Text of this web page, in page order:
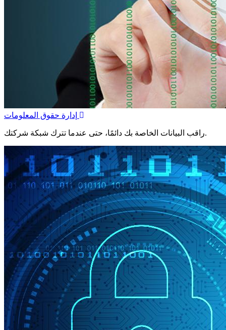
إدارة حقوق المعلومات
راقب البيانات الخاصة بك دائمًا، حتى عندما تترك شبكة شركتك.